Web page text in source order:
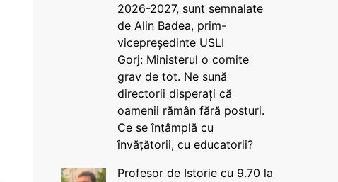
2026-2027, sunt semnalate
de Alin Badea, prim-
vicepreședinte USLI
Gorj: Ministerul o comite
grav de tot. Ne sună
directorii disperați că
oamenii rămân fără posturi.
Ce se întâmplă cu
învățătorii, cu educatorii?
Profesor de Istorie cu 9.70 la